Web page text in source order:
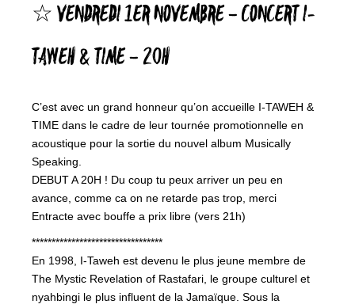
☆ VENDREDI 1ER NOVEMBRE – CONCERT I-
TAWEH & TIME – 20H
C’est avec un grand honneur qu’on accueille I-TAWEH &
TIME dans le cadre de leur tournée promotionnelle en
acoustique pour la sortie du nouvel album Musically
Speaking.
DEBUT A 20H ! Du coup tu peux arriver un peu en
avance, comme ca on ne retarde pas trop, merci
Entracte avec bouffe a prix libre (vers 21h)
*********************************
En 1998, I-Taweh est devenu le plus jeune membre de
The Mystic Revelation of Rastafari, le groupe culturel et
nyahbingi le plus influent de la Jamaïque. Sous la